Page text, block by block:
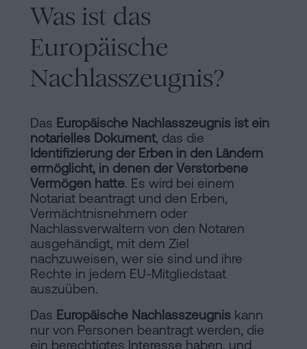
Was ist das
Europäische
Nachlasszeugnis?
Das Europäische Nachlasszeugnis ist ein
notarielles Dokument, das die
Identifizierung der Erben in den Ländern
ermöglicht, in denen der Verstorbene
Vermögen hatte. Es wird bei einem
Notariat beantragt und den Erben,
Vermächtnisnehmern oder
Nachlassverwaltern von den Notaren
ausgehändigt, mit dem Ziel
nachzuweisen, wer sie sind und ihre
Rechte in jedem EU-Mitgliedstaat
auszuüben.
Das Europäische Nachlasszeugnis kann
nur von Personen beantragt werden, die
ein berechtigtes Interesse haben, und